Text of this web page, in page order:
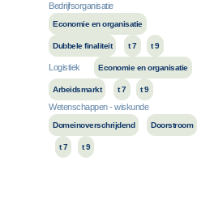
Bedrijfsorganisatie
Economie en organisatie
Dubbele finaliteit t 7 t 9
Logistiek Economie en organisatie
Arbeidsmarkt t 7 t 9
Wetenschappen - wiskunde
Domeinoverschrijdend Doorstroom
t 7 t 9